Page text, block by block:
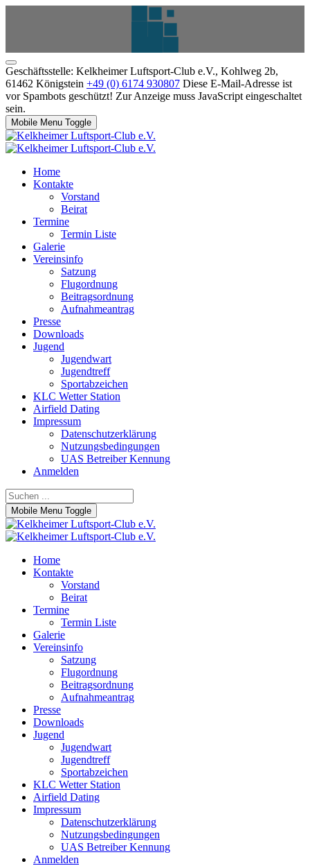
Geschäftsstelle: Kelkheimer Luftsport-Club e.V., Kohlweg 2b,
61462 Königstein +49 (0) 6174 930807 Diese E-Mail-Adresse ist
vor Spambots geschützt! Zur Anzeige muss JavaScript eingeschaltet
sein.
Mobile Menu Toggle
Home
Kontakte
Vorstand
Beirat
Termine
Termin Liste
Galerie
Vereinsinfo
Satzung
Flugordnung
Beitragsordnung
Aufnahmeantrag
Presse
Downloads
Jugend
Jugendwart
Jugendtreff
Sportabzeichen
KLC Wetter Station
Airfield Dating
Impressum
Datenschutzerklärung
Nutzungsbedingungen
UAS Betreiber Kennung
Anmelden
Mobile Menu Toggle
Home
Kontakte
Vorstand
Beirat
Termine
Termin Liste
Galerie
Vereinsinfo
Satzung
Flugordnung
Beitragsordnung
Aufnahmeantrag
Presse
Downloads
Jugend
Jugendwart
Jugendtreff
Sportabzeichen
KLC Wetter Station
Airfield Dating
Impressum
Datenschutzerklärung
Nutzungsbedingungen
UAS Betreiber Kennung
Anmelden